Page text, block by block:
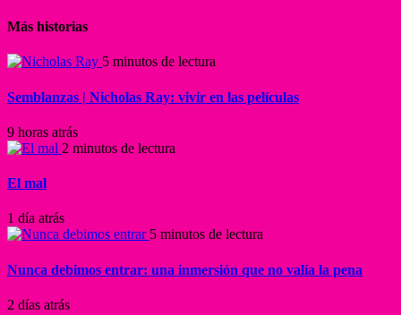
Más historias
5 minutos de lectura
Semblanzas | Nicholas Ray: vivir en las películas
9 horas atrás
2 minutos de lectura
El mal
1 día atrás
5 minutos de lectura
Nunca debimos entrar: una inmersión que no valía la pena
2 días atrás